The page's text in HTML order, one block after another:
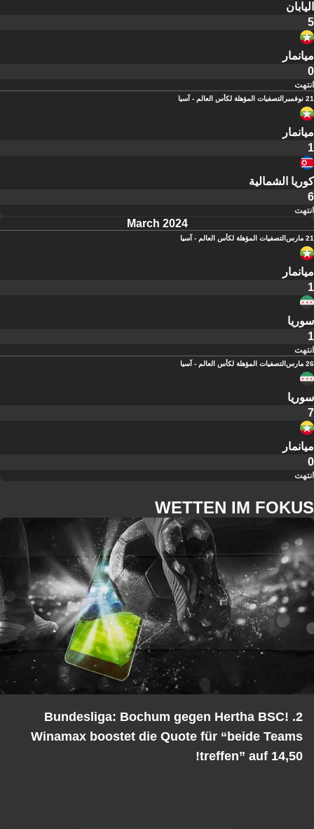
اليابان
5
ميانمار
0
انتهت
21 نوفمبر التصفيات المؤهلة لكأس العالم - آسيا
ميانمار
1
كوريا الشمالية
6
انتهت
March 2024
21 مارس التصفيات المؤهلة لكأس العالم - آسيا
ميانمار
1
سوريا
1
انتهت
26 مارس التصفيات المؤهلة لكأس العالم - آسيا
سوريا
7
ميانمار
0
انتهت
WETTEN IM FOKUS
2. Bundesliga: Bochum gegen Hertha BSC!
Winamax boostet die Quote für “beide Teams
treffen” auf 14,50!